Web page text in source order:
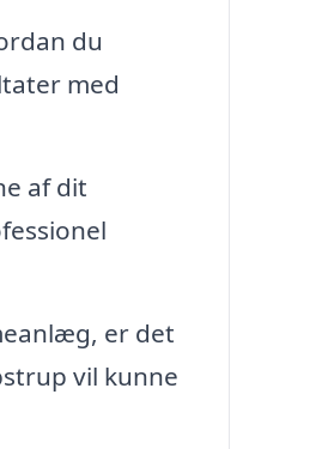
du
med
af dit
er det
vil kunne